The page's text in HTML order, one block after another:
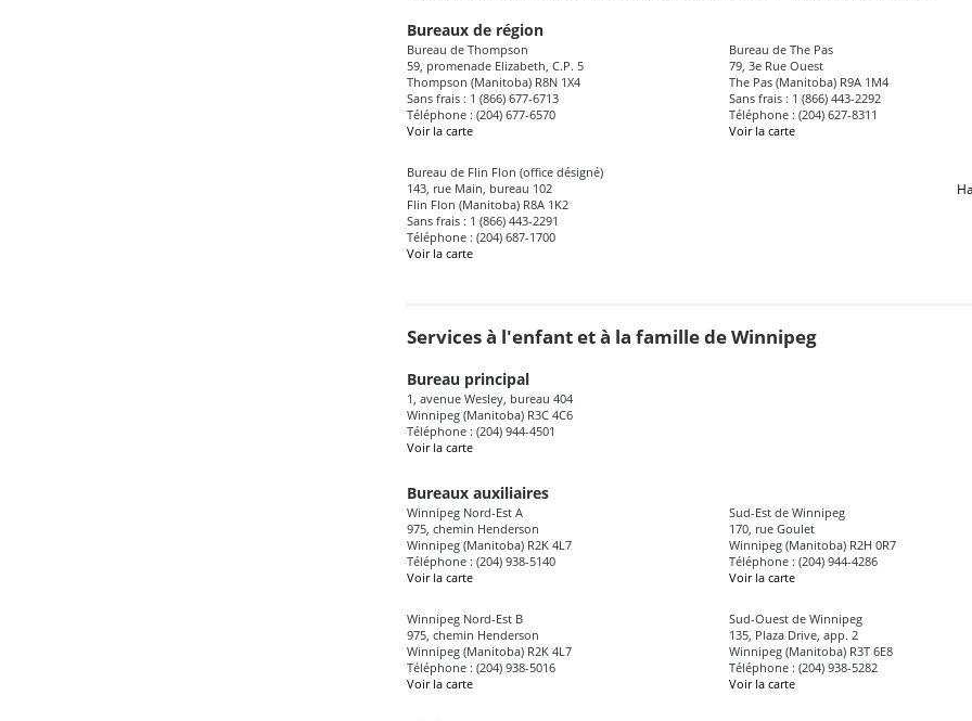
Bureaux de région
Bureau de Thompson
59, promenade Elizabeth, C.P. 5
Thompson (Manitoba) R8N 1X4
Sans frais : 1 (866) 677-6713
Téléphone : (204) 677-6570
Voir la carte
Bureau de Flin Flon (office désigné)
143, rue Main, bureau 102
Flin Flon (Manitoba) R8A 1K2
Sans frais : 1 (866) 443-2291
Téléphone : (204) 687-1700
Voir la carte
Bureau de The Pas
79, 3e Rue Ouest
The Pas (Manitoba) R9A 1M4
Sans frais : 1 (866) 443-2292
Téléphone : (204) 627-8311
Voir la carte
Services à l'enfant et à la famille de Winnipeg
Bureau principal
1, avenue Wesley, bureau 404
Winnipeg (Manitoba) R3C 4C6
Téléphone : (204) 944-4501
Voir la carte
Bureaux auxiliaires
Winnipeg Nord-Est A
975, chemin Henderson
Winnipeg (Manitoba) R2K 4L7
Téléphone : (204) 938-5140
Voir la carte
Winnipeg Nord-Est B
975, chemin Henderson
Winnipeg (Manitoba) R2K 4L7
Téléphone : (204) 938-5016
Voir la carte
Sud-Est de Winnipeg
170, rue Goulet
Winnipeg (Manitoba) R2H 0R7
Téléphone : (204) 944-4286
Voir la carte
Sud-Ouest de Winnipeg
135, Plaza Drive, app. 2
Winnipeg (Manitoba) R3T 6E8
Téléphone : (204) 938-5282
Voir la carte